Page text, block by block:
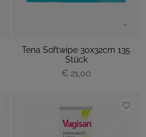
Tena Softwipe 30x32cm 135
Stück
€ 21,00